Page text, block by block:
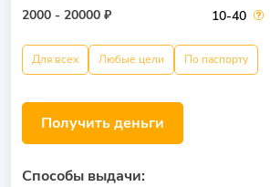
2000 - 20000 ₽
10-40
Для всех Любые цели По паспорту
Получить деньги
Способы выдачи: